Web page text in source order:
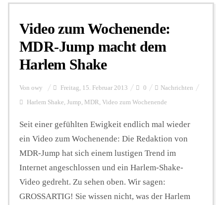
Personalien
Hintergrund
FUNKTURM-Beiträge
Podcast
Seminare
Video zum Wochenende:
MDR-Jump macht dem
Harlem Shake
Von owy Freitag, 15. Februar 2013 0 Nachrichten
Harlem Shake, Jump, MDR, Video zum Wochenende
Seit einer gefühlten Ewigkeit endlich mal wieder
ein Video zum Wochenende: Die Redaktion von
MDR-Jump hat sich einem lustigen Trend im
Internet angeschlossen und ein Harlem-Shake-
Video gedreht. Zu sehen oben. Wir sagen:
GROSSARTIG! Sie wissen nicht, was der Harlem